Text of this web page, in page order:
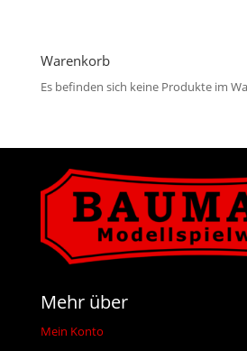
Warenkorb
Es befinden sich keine Produkte im
Mehr über
Mein Konto